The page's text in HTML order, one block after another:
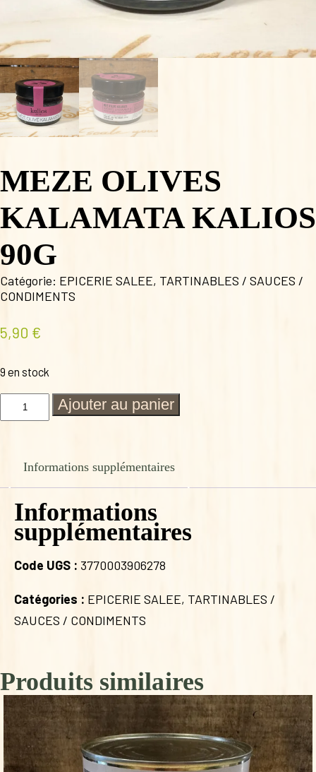
MEZE OLIVES
KALAMATA KALIOS
90G
Catégorie: EPICERIE SALEE, TARTINABLES / SAUCES /
CONDIMENTS
5,90 €
9 en stock
quantité
KALAMATA
KALIOS
90G
Ajouter au panier
Informations supplémentaires
Informations
supplémentaires
Code UGS : 3770003906278
Catégories : EPICERIE SALEE, TARTINABLES /
SAUCES / CONDIMENTS
Produits similaires